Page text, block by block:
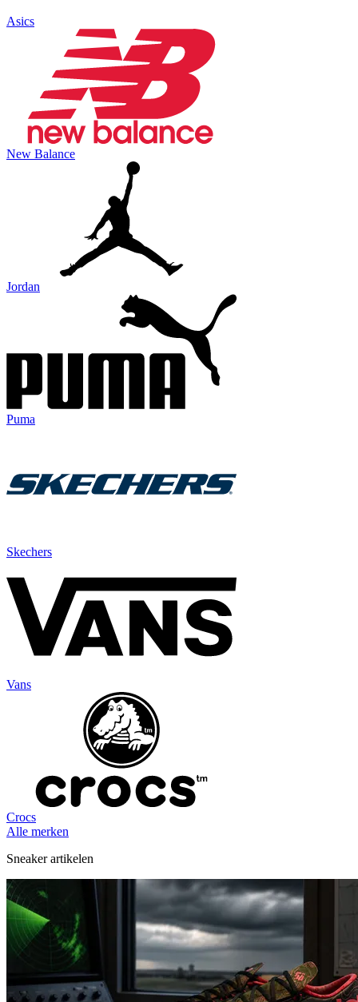
Asics
New Balance
Jordan
Puma
Skechers
Vans
Crocs
Alle merken
Sneaker artikelen